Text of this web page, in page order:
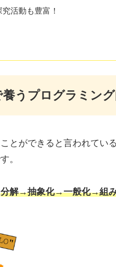
活動も豊富！
うプログラミン
とができると言われてい
。
分解→抽象化→一般化→組